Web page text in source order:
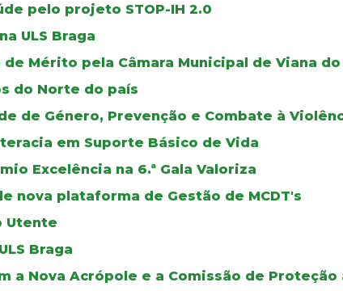
pelo projeto STOP-IH 2.0
ULS Braga
Mérito pela Câmara Municipal de Viana
do Norte do país
de Género, Prevenção e Combate à
em Suporte Básico de Vida
Excelência na 6.ª Gala Valoriza
nova plataforma de Gestão de MCDT's
Utente
Braga
a Nova Acrópole e a Comissão de Proteção